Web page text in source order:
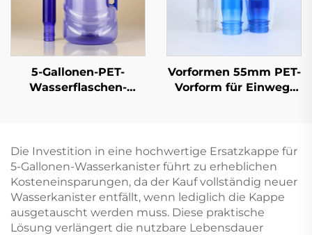
5-Gallonen-PET-
Wasserflaschen-
FDA-zugelassen,
Hersteller-Direktpreis
Vorformen 55mm PET-
Vorform für Einweg-
Die Investition in eine hochwertige Ersatzkappe für
5-Gallonen-Wasserkanister führt zu erheblichen
Kosteneinsparungen, da der Kauf vollständig neuer
Wasserkanister entfällt, wenn lediglich die Kappe
ausgetauscht werden muss. Diese praktische
Lösung verlängert die nutzbare Lebensdauer